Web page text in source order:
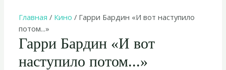
Главная / Кино / Гарри Бардин «И вот наступило
потом...»
Гарри Бардин «И вот
наступило потом...»